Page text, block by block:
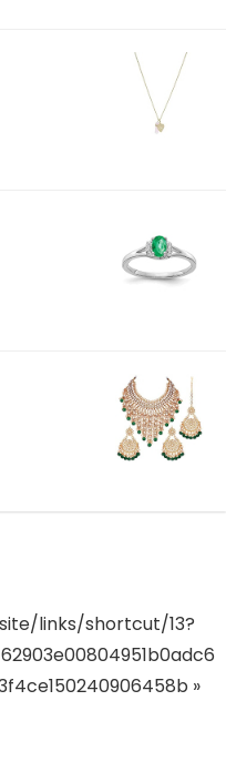
links/shortcut/13?
»